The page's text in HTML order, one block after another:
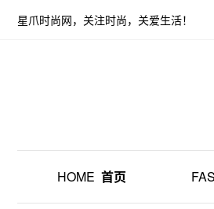
星爪时尚网，关注时尚，关爱生活！
HOME 首页